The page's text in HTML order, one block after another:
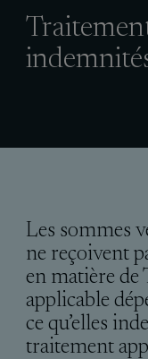
Les sommes
ne reçoivent
en matière de
applicable
ce qu’elles
traitement